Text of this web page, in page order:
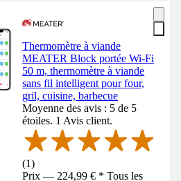
Thermomètre à viande
MEATER Block portée Wi-Fi
50 m, thermomètre à viande
sans fil intelligent pour four,
gril, cuisine, barbecue
Moyenne des avis : 5 de 5
étoiles. 1 Avis client.
(1)
Prix — 224,99 € * Tous les